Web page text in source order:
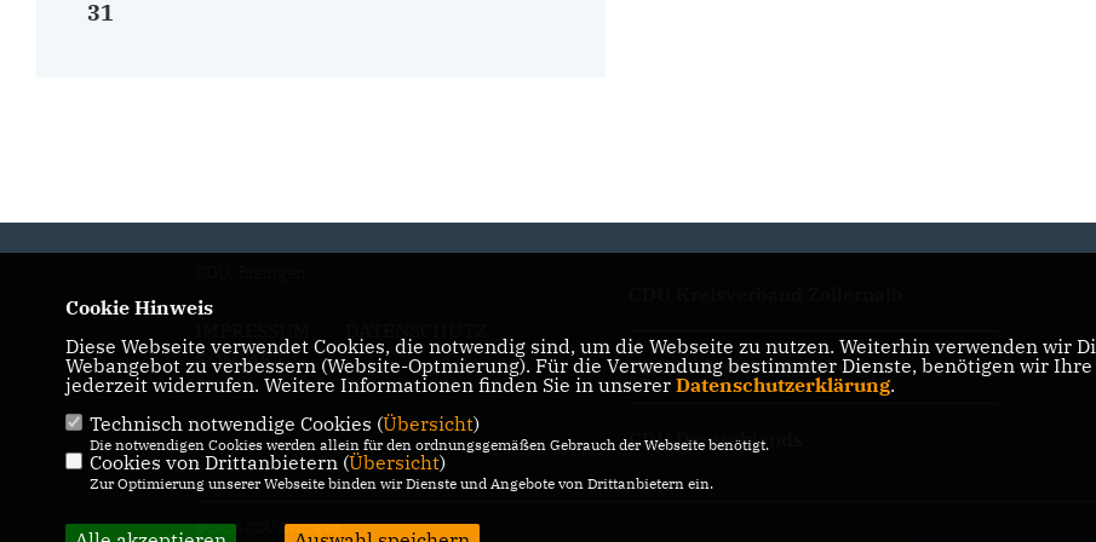
31
KONTAKT
CDU Baden-Württemberg
CDU Deutschlands
@2026 CDU Bisingen
Cookie Hinweis
Diese Webseite verwendet Cookies, die notwendig sind, um die Webseite zu nutzen. Weiterhin verwenden wir
Webangebot zu verbessern (Website-Optmierung). Für die Verwendung bestimmter Dienste, benötigen wir
jederzeit widerrufen. Weitere Informationen finden Sie in unserer Datenschutzerklärung.
Technisch notwendige Cookies (Übersicht)
Die notwendigen Cookies werden allein für den ordnungsgemäßen Gebrauch der Webseite benötigt.
Cookies von Drittanbietern (Übersicht)
Zur Optimierung unserer Webseite binden wir Dienste und Angebote von Drittanbietern ein.